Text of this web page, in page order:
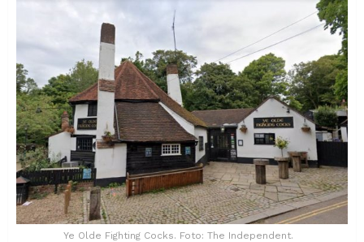
Ye Olde Fighting Cocks. Foto: The Independent.